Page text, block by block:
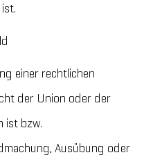
einer rechtlichen
der Union oder der
ist bzw.
Ausübung oder